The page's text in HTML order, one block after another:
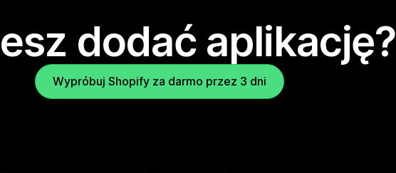
dodać aplikację?
Wypróbuj Shopify za darmo przez 3 dni